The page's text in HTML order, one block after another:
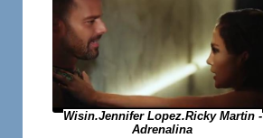
Wisin.Jennifer Lopez.Ricky Martin -
Adrenalina